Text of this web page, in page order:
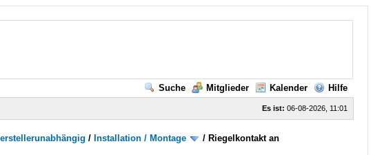
Suche Mitglieder Kalender Hilfe
Es ist: 06-08-2026, 11:01
/ Installation / Montage / Riegelkontakt an